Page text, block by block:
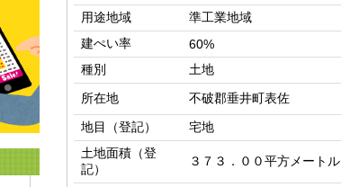
用途地域
準工業地域
建ぺい率
60%
種別
土地
所在地
不破郡垂井町表佐
地目（登記）
宅地
土地面積（登
記）
３７３．００平方メートル